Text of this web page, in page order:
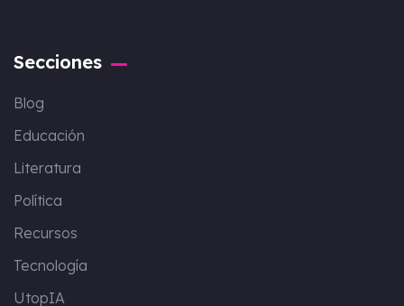
Secciones
Blog
Educación
Literatura
Política
Recursos
Tecnología
UtopIA